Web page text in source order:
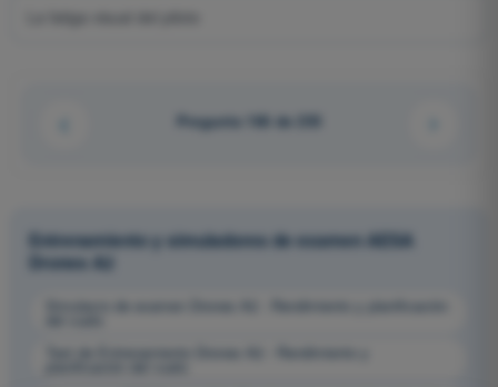
Pregunta 166 de 255
Entrenamiento y simuladores de examen AESA
Drones A2
Simulacro de examen Drones A2 - Rendimiento y planificación
Test de Entrenamiento Drones A2 - Rendimiento y